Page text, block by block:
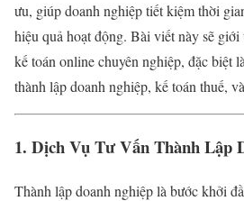
ưu, giúp doanh nghiệp tiết kiệm thời
hiệu quả hoạt động. Bài viết này sẽ
kế toán online chuyên nghiệp, đặc biệt
thành lập doanh nghiệp, kế toán thuế,
1. Dịch Vụ Tư Vấn Thành Lập
Thành lập doanh nghiệp là bước khởi